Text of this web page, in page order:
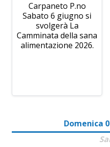
Carpaneto P.no
Sabato 6 giugno si
svolgerà La
Camminata della sana
alimentazione 2026.
Domenica